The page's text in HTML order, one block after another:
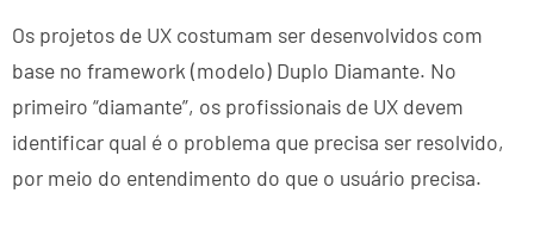
Os projetos de UX costumam ser desenvolvidos com
base no framework (modelo) Duplo Diamante. No
primeiro “diamante”, os profissionais de UX devem
identificar qual é o problema que precisa ser resolvido,
por meio do entendimento do que o usuário precisa.